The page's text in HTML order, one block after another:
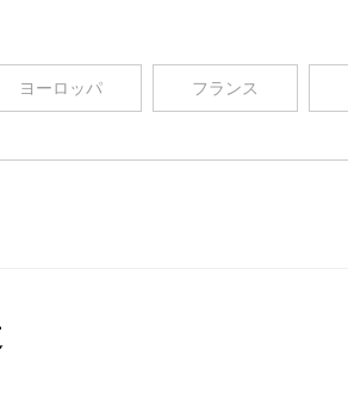
ヨーロッパ フランス